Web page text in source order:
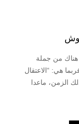
هناك من جملة
هي: “الاعتقال
الزمن، ماعدا